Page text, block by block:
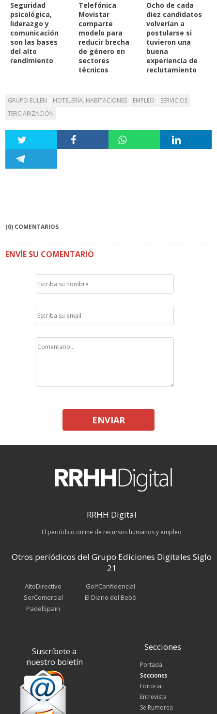
Seguridad
psicológica,
liderazgo y
comunicación
son las bases
del alto
rendimiento
Telefónica
Movistar
comparte
modelo para
reducir brecha
de género en
sectores
técnicos
Ocho de cada
diez candidatos
volverían a
postularse si
tuvieron una
buena
experiencia de
reclutamiento
GRUPO EULEN HOTELERÍA. HABITACIONES EMPLEO
SERVICIOS
TERCIARIZACIÓN
(0) COMENTARIOS
ENVÍE SU COMENTARIO
ENVIAR
RRHH Digital
El periódico online de recursos humanos y empleo
Otros periódicos del Grupo Ediciones Digitales Siglo
21
AltoDirectivo
SerComercial
PadelSpain
GolfConfidencial
El Diario del Bebé
Suscríbete a
nuestro boletín
Secciones
Portada
Secciones
Editorial
Entrevista
Se Rumorea